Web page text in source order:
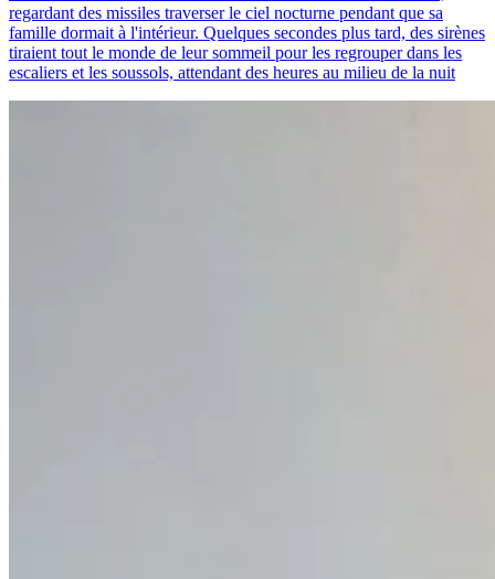
regardant des missiles traverser le ciel nocturne pendant que sa
famille dormait à l'intérieur. Quelques secondes plus tard, des sirènes
tiraient tout le monde de leur sommeil pour les regrouper dans les
escaliers et les soussols, attendant des heures au milieu de la nuit